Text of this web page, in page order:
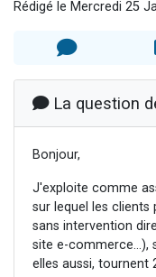
Rédigé le Mercredi 25
La question
Bonjour,
J'exploite comme
sur lequel les clients
sans intervention
site e-commerce...),
elles aussi, tournent